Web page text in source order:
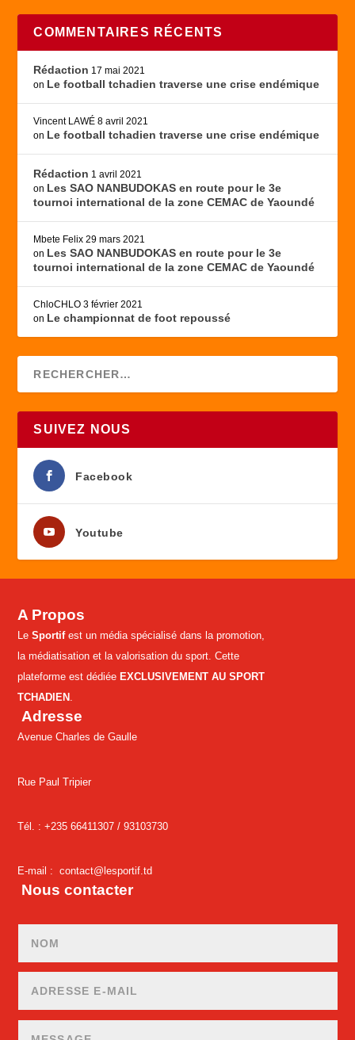
COMMENTAIRES RÉCENTS
Rédaction 17 mai 2021
on Le football tchadien traverse une crise endémique
Vincent LAWÉ 8 avril 2021
on Le football tchadien traverse une crise endémique
Rédaction 1 avril 2021
on Les SAO NANBUDOKAS en route pour le 3e
tournoi international de la zone CEMAC de Yaoundé
Mbete Felix 29 mars 2021
on Les SAO NANBUDOKAS en route pour le 3e
tournoi international de la zone CEMAC de Yaoundé
ChloCHLO 3 février 2021
on Le championnat de foot repoussé
SUIVEZ NOUS
Facebook
Youtube
A Propos
LeSportifest un média spécialisé dans la promotion,
la médiatisation et la valorisation du sport. Cette
plateforme est dédiée EXCLUSIVEMENT AU SPORT
TCHADIEN .
Adresse
Avenue Charles de Gaulle
Rue Paul Tripier
Tél. : +235 66411307 /93103730
E-mail :contact@lesportif.td
Nous contacter